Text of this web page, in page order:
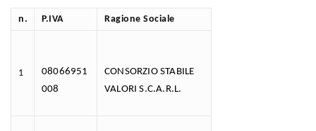
n. P.IVA Ragione Sociale
1
08066951
008
CONSORZIO STABILE
VALORI S.C.A.R.L.